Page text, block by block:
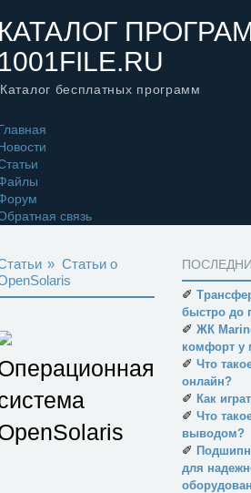
Каталог бесплатных программ
связь
» Статьи о
✐
быстро до
✐ ЖК
комфорт у
✐ Что
онлайн?
✐ Как
✐ Что
выводом?
✐
для